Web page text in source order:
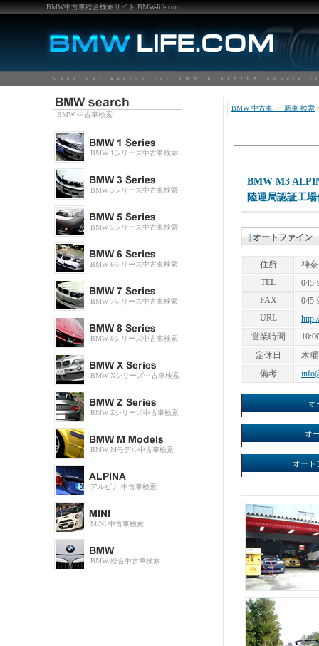
BMW中古車総合検索サイト BMW-life.com
BMW 中古車検索
BMW 1シリーズ中古車検索
BMW 3シリーズ中古車検索
BMW 5シリーズ中古車検索
BMW 6シリーズ中古車検索
BMW 7シリーズ中古車検索
BMW 8シリーズ中古車検索
BMW Xシリーズ中古車検索
BMW Zシリーズ中古車検索
BMW Mモデル中古車検索
アルピナ 中古車検索
MINI 中古車検索
BMW 総合中古車検索
BMW 中古車 ・ 新車 検索
BMW M3
陸運局認証工
オートファイ
住所
神
TEL
045-
FAX
045-
URL
営業時間
定休日
木
備考
オ
オ
オート